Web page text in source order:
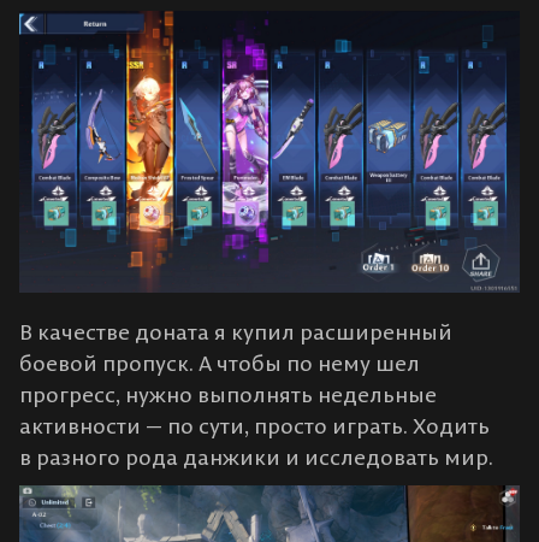
В качестве доната я купил расширенный
боевой пропуск. А чтобы по нему шел
прогресс, нужно выполнять недельные
активности — по сути, просто играть. Ходить
в разного рода данжики и исследовать мир.